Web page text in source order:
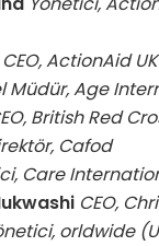
CEO, ActionAid UK
Müdür, Age
British Red
Cafod
Care
CEO,
orldwide